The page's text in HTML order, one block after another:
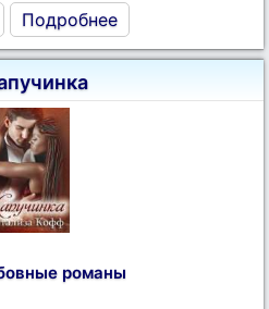
Подробнее
романы